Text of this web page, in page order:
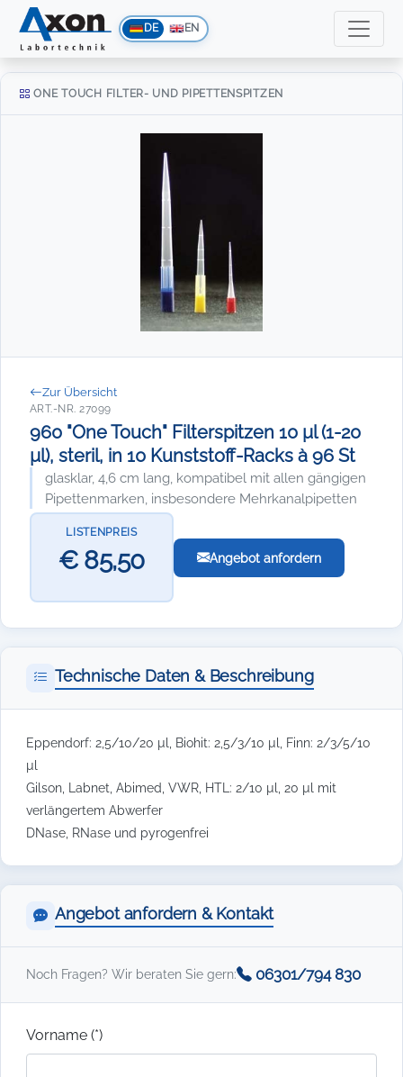
DE EN
ONE TOUCH FILTER- UND PIPETTENSPITZEN
Zur Übersicht
ART.-NR. 27099
960 "One Touch" Filterspitzen 10 µl (1-20
µl), steril, in 10 Kunststoff-Racks à 96 St
glasklar, 4,6 cm lang, kompatibel mit allen gängigen
Pipettenmarken, insbesondere Mehrkanalpipetten
LISTENPREIS
€ 85,50 Angebot anfordern
Technische Daten & Beschreibung
Eppendorf: 2,5/10/20 µl, Biohit: 2,5/3/10 µl, Finn: 2/3/5/10
µl
Gilson, Labnet, Abimed, VWR, HTL: 2/10 µl, 20 µl mit
verlängertem Abwerfer
DNase, RNase und pyrogenfrei
Angebot anfordern & Kontakt
Noch Fragen? Wir beraten Sie gern: 06301/794 830
Vorname (*)